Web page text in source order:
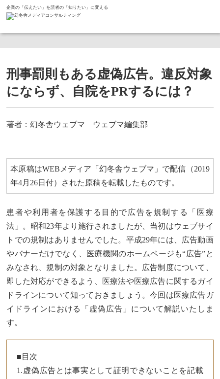
企業の「伝えたい」を読者の「知りたい」に変える
ホーム
コラム
刑事罰則もある虚偽広告。違反対象にならず、自院をPRするには？
刑事罰則もある虚偽広告。違反対象
にならず、自院をPRするには？
著者：幻冬舎ウェブマ ウェブマ編集部
本原稿はWEBメディア「幻冬舎ウェブマ」で配信（2019
年4月26日付）された原稿を転載したものです。
患者や利用者を保護する目的で広告を規制する「医療
法」。昭和23年より施行されましたが、当初はウェブサイ
トでの規制はありませんでした。平成29年には、広告動画
やバナーだけでなく、医療機関のホームページも“広告”と
みなされ、規制の対象となりました。広告制度について、
即した対応ができるよう、医療法や医療広告に関するガイ
ドラインについて知っておきましょう。今回は医療広告ガ
イドラインにおける「虚偽広告」について解説いたしま
す。
■目次
1.虚偽広告とは事実として証明できないことを記載